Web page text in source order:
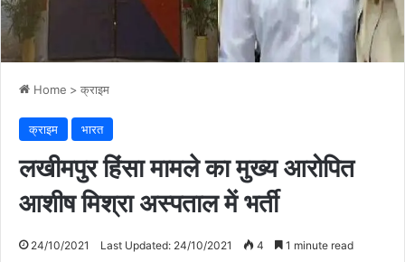
Home > क्राइम
क्राइम भारत
लखीमपुर हिंसा मामले का मुख्य आरोपित
आशीष मिश्रा अस्पताल में भर्ती
24/10/2021 Last Updated: 24/10/2021 4 1 minute read